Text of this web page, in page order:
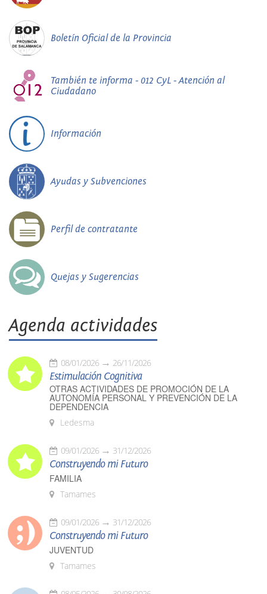
Boletín Oficial de la Provincia
También te informa - 012 CyL - Atención al
Ciudadano
Información
Ayudas y Subvenciones
Perfil de contratante
Quejas y Sugerencias
Agenda actividades
08/01/2026 26/11/2026
Estimulación Cognitiva
OTRAS ACTIVIDADES DE PROMOCIÓN DE LA
AUTONOMÍA PERSONAL Y PREVENCIÓN DE LA
DEPENDENCIA
Ledesma
09/01/2026 31/12/2026
Construyendo mi Futuro
FAMILIA
Tamames
09/01/2026 31/12/2026
Construyendo mi Futuro
JUVENTUD
Tamames